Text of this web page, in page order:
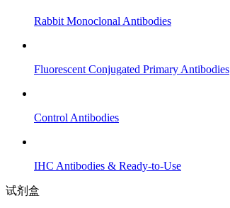
Rabbit Monoclonal Antibodies
Fluorescent Conjugated Primary Antibodies
Control Antibodies
IHC Antibodies & Ready-to-Use
试剂盒